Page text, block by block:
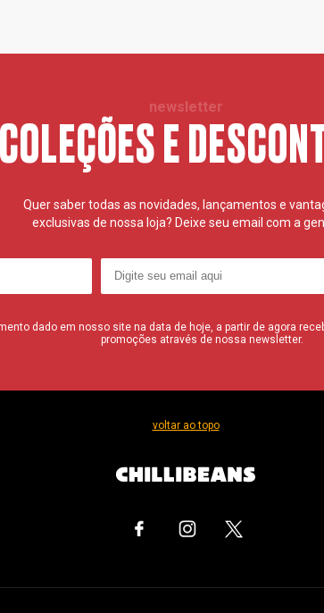
newsletter
COLEÇÕES E
Quer saber todas as novidades, lançamentos e
exclusivas de nossa loja? Deixe seu email com a
dado em nosso site na data de hoje, a partir de agora
promoções através de nossa newsletter.
voltar ao topo